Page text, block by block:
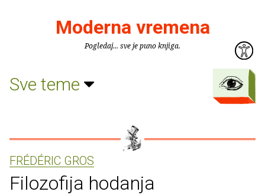
Moderna vremena
Pogledaj... sve je puno knjiga.
Sve teme
FRÉDÉRIC GROS
Filozofija hodanja